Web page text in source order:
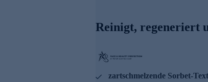
Pflanzliche PHAist ein
effektives Peeling-Mittel.
Für eine verfeinerte
Reinigt, regeneriert
zartschmelzende Sorbet-